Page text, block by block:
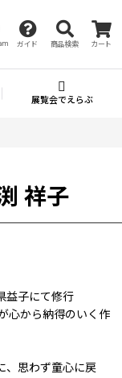
ガイド 商品検索 カート
展覧会でえらぶ
祥子
益子にて修行
心から納得のいく作
、思わず童心に戻